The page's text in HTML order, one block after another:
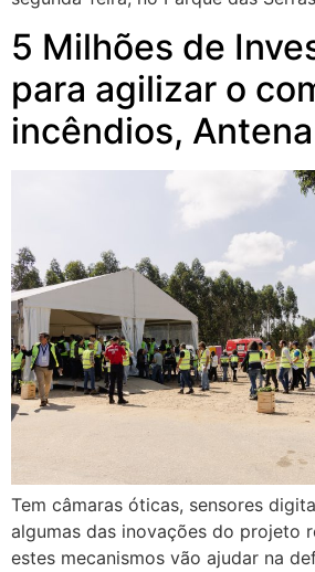
5 Milhões de
para agilizar o
incêndios, Antena
Tem câmaras óticas, sensores
algumas das inovações do projeto
estes mecanismos vão ajudar na